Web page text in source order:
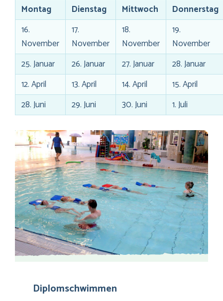
Montag
Dienstag Mittwoch
Donnerstag
16.
November
17.
November
18.
November
19.
November
25. Januar
26. Januar 27. Januar
28. Januar
12. April
13. April 14. April
15. April
28. Juni
29. Juni 30. Juni 1. Juli
Diplomschwimmen